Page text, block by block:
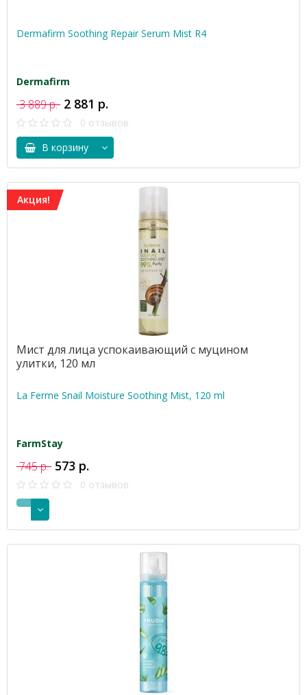
Dermafirm Soothing Repair Serum Mist R4
Dermafirm
3 889 р. 2 881 р.
0 отзывов
В корзину
Акция!
Мист для лица успокаивающий с муцином
улитки, 120 мл
La Ferme Snail Moisture Soothing Mist, 120 ml
FarmStay
745 р. 573 р.
0 отзывов